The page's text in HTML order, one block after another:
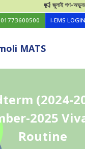
জুলাই গণ-অভ্যুত্থান
I-EMS LOGIN
MATS
(2024-
2025
Routine